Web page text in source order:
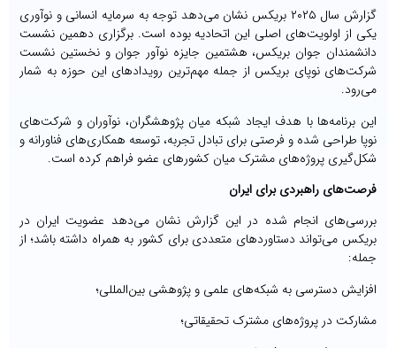
گزارش سال ۲۰۲۵ بریکس نشان می‌دهد توجه به سرمایه انسانی و نوآوری
یکی از اولویت‌های اصلی این اتحادیه بوده است. برگزاری دهمین نشست
دانشمندان جوان بریکس، هشتمین جایزه نوآور جوان و نخستین نشست
شرکت‌های نوپای بریکس از جمله مهم‌ترین رویدادهای این حوزه به شمار
می‌رود.
این برنامه‌ها با هدف ایجاد شبکه میان پژوهشگران، نوآوران و شرکت‌های
نوپا طراحی شده و فرصتی برای تبادل تجربه، توسعه همکاری‌های فناورانه و
شکل‌گیری پروژه‌های مشترک میان کشورهای عضو فراهم کرده است.
فرصت‌های راهبردی برای ایران
بررسی‌های انجام شده در این گزارش نشان می‌دهد عضویت ایران در
بریکس می‌تواند دستاوردهای متعددی برای کشور به همراه داشته باشد؛ از
جمله:
افزایش دسترسی به شبکه‌های علمی و پژوهشی بین‌المللی؛
مشارکت در پروژه‌های مشترک تحقیقاتی؛